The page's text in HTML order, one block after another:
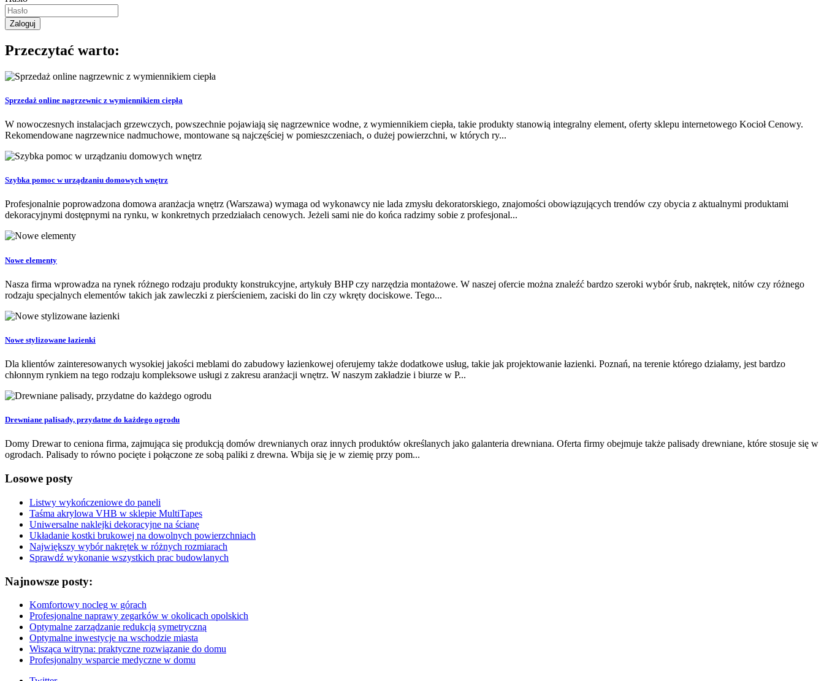
Przeczytać warto:
Sprzedaż online nagrzewnic z wymiennikiem ciepła
W nowoczesnych instalacjach grzewczych, powszechnie pojawiają się nagrzewnice wodne, z wymiennikiem ciepła, takie produkty stanowią integralny element, oferty sklepu internetowego Kocioł Cenowy.
Rekomendowane nagrzewnice nadmuchowe, montowane są najczęściej w pomieszczeniach, o dużej powierzchni, w których ry...
Szybka pomoc w urządzaniu domowych wnętrz
Profesjonalnie poprowadzona domowa aranżacja wnętrz (Warszawa) wymaga od wykonawcy nie lada zmysłu dekoratorskiego, znajomości obowiązujących trendów czy obycia z aktualnymi produktami
dekoracyjnymi dostępnymi na rynku, w konkretnych przedziałach cenowych. Jeżeli sami nie do końca radzimy sobie z profesjonal...
Nowe elementy
Nasza firma wprowadza na rynek różnego rodzaju produkty konstrukcyjne, artykuły BHP czy narzędzia montażowe. W naszej ofercie można znaleźć bardzo szeroki wybór śrub, nakrętek, nitów czy różnego
rodzaju specjalnych elementów takich jak zawleczki z pierścieniem, zaciski do lin czy wkręty dociskowe. Tego...
Nowe stylizowane łazienki
Dla klientów zainteresowanych wysokiej jakości meblami do zabudowy łazienkowej oferujemy także dodatkowe usług, takie jak projektowanie łazienki. Poznań, na terenie którego działamy, jest bardzo
chłonnym rynkiem na tego rodzaju kompleksowe usługi z zakresu aranżacji wnętrz. W naszym zakładzie i biurze w P...
Drewniane palisady, przydatne do każdego ogrodu
Domy Drewar to ceniona firma, zajmująca się produkcją domów drewnianych oraz innych produktów określanych jako galanteria drewniana. Oferta firmy obejmuje także palisady drewniane, które stosuje się w
ogrodach. Palisady to równo pocięte i połączone ze sobą paliki z drewna. Wbija się je w ziemię przy pom...
Losowe posty
Listwy wykończeniowe do paneli
Taśma akrylowa VHB w sklepie MultiTapes
Uniwersalne naklejki dekoracyjne na ścianę
Układanie kostki brukowej na dowolnych powierzchniach
Największy wybór nakrętek w różnych rozmiarach
Sprawdź wykonanie wszystkich prac budowlanych
Najnowsze posty:
Komfortowy nocleg w górach
Profesjonalne naprawy zegarków w okolicach opolskich
Optymalne zarządzanie redukcją symetryczną
Optymalne inwestycje na wschodzie miasta
Wisząca witryna: praktyczne rozwiązanie do domu
Profesjonalny wsparcie medyczne w domu